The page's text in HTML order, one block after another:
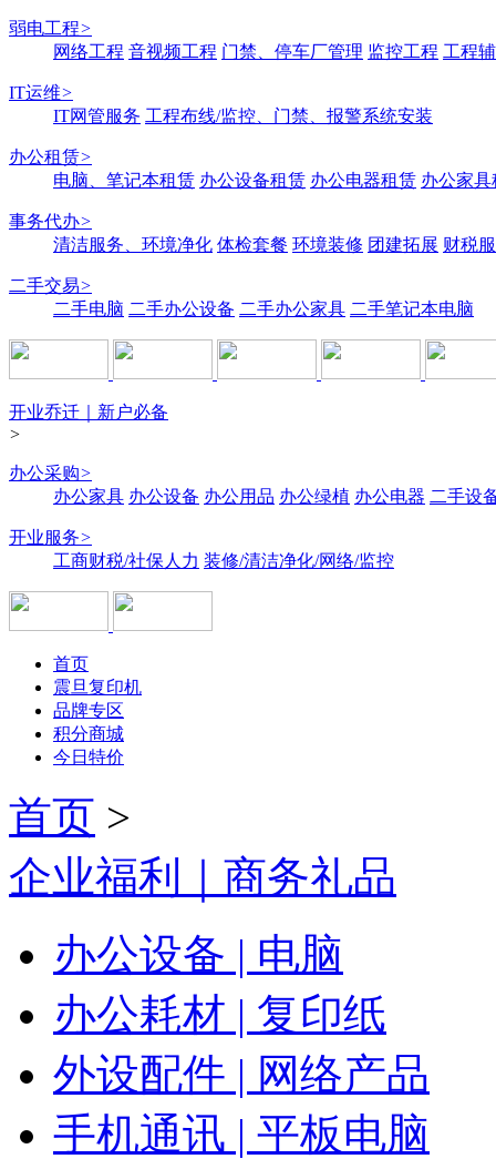
弱电工程>
网络工程 音视频工程 门禁、停车厂管理 监控工程 工程
IT运维>
IT网管服务 工程布线/监控、门禁、报警系统安装
办公租赁>
电脑、笔记本租赁 办公设备租赁 办公电器租赁 办公家具
事务代办>
清洁服务、环境净化 体检套餐 环境装修 团建拓展 财税
二手交易>
二手电脑 二手办公设备 二手办公家具 二手笔记本电脑
开业乔迁｜新户必备
>
办公采购>
办公家具 办公设备 办公用品 办公绿植 办公电器 二手设
开业服务>
工商财税/社保人力 装修/清洁净化/网络/监控
首页
震旦复印机
品牌专区
积分商城
今日特价
首页 >
企业福利｜商务礼品
办公设备 | 电脑
办公耗材 | 复印纸
外设配件 | 网络产品
手机通讯 | 平板电脑